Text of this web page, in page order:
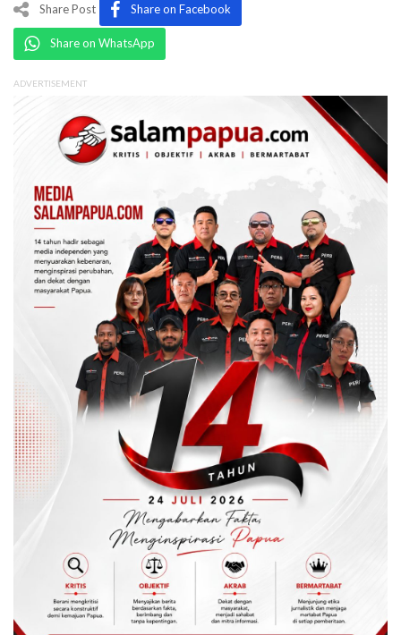
Share Post Share on Facebook
Share on WhatsApp
ADVERTISEMENT